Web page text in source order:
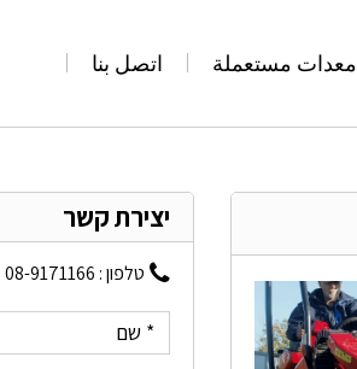
معدات مستعملة اتصل بنا
יצירת קשר
טלפון : 08-9171166